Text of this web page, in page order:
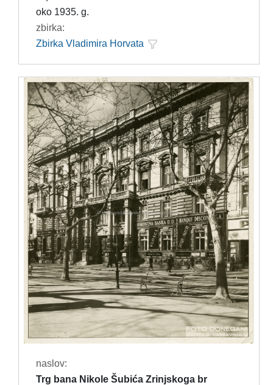
oko 1935. g.
zbirka:
Zbirka Vladimira Horvata
naslov:
Trg bana Nikole Šubića Zrinjskoga br